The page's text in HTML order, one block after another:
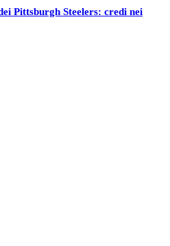
Pittsburgh Steelers: credi nei